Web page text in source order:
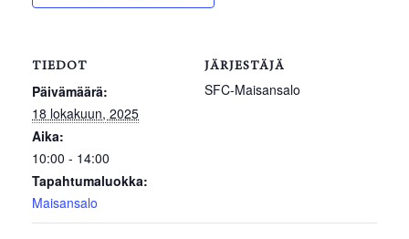
TIEDOT
Päivämäärä:
18 lokakuun, 2025
Aika:
10:00 - 14:00
Tapahtumaluokka:
Maisansalo
JÄRJESTÄJÄ
SFC-Maisansalo